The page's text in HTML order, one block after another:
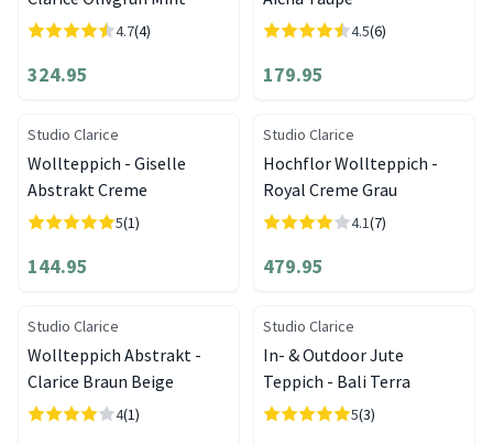
4.7(4)
324.95
4.5(6)
179.95
Studio Clarice
Wollteppich - Giselle
Abstrakt Creme
5(1)
144.95
Studio Clarice
Hochflor Wollteppich -
Royal Creme Grau
4.1(7)
479.95
Studio Clarice
Wollteppich Abstrakt -
Clarice Braun Beige
4(1)
Studio Clarice
In- & Outdoor Jute
Teppich - Bali Terra
5(3)